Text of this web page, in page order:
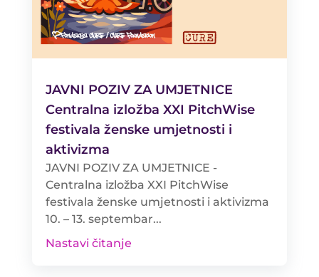
JAVNI POZIV ZA UMJETNICE
Centralna izložba XXI PitchWise
festivala ženske umjetnosti i
aktivizma
JAVNI POZIV ZA UMJETNICE -
Centralna izložba XXI PitchWise
festivala ženske umjetnosti i aktivizma
10. – 13. septembar...
Nastavi čitanje